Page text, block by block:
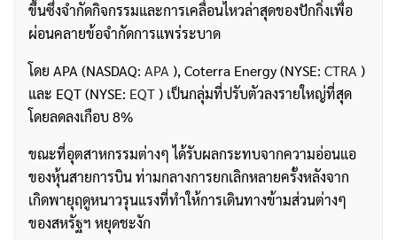
ขึ้นซึ่งจำกัดกิจกรรมและการเคลื่อนไหวล่าสุดของปักกิ่งเพื่อ
ผ่อนคลายข้อจำกัดการแพร่ระบาด
โดย APA (NASDAQ: APA ), Coterra Energy (NYSE: CTRA )
และ EQT (NYSE: EQT) เป็นกลุ่มที่ปรับตัวลงรายใหญ่ที่สุด
โดยลดลงเกือบ 8%
ขณะที่อุตสาหกรรมต่างๆ ได้รับผลกระทบจากความอ่อนแอ
ของหุ้นสายการบิน ท่ามกลางการยกเลิกหลายครั้งหลังจาก
เกิดพายุฤดูหนาวรุนแรงที่ทำให้การเดินทางข้ามส่วนต่างๆ
ของสหรัฐฯ หยุดชะงัก